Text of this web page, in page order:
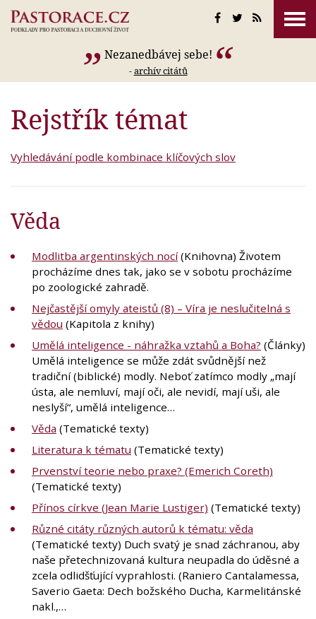
Nezanedbávej sebe!
-archív citátů
Rejstřík témat
Vyhledávání podle kombinace klíčových slov
Věda
Modlitba argentinských nocí(Knihovna) Životem
procházíme dnes tak, jako se v sobotu procházíme
po zoologické zahradě.
Nejčastější omyly ateistů (8) – Víra je neslučitelná s
vědou (Kapitola z knihy)
Umělá inteligence - náhražka vztahů a Boha? (Články)
Umělá inteligence se může zdát svůdnější než
tradiční (biblické) modly. Neboť zatímco modly „mají
ústa, ale nemluví, mají oči, ale nevidí, mají uši, ale
neslyší“, umělá inteligence…
Věda (Tematické texty)
Literatura k tématu (Tematické texty)
Prvenství teorie nebo praxe? (Emerich Coreth)
(Tematické texty)
Přínos církve (Jean Marie Lustiger) (Tematické texty)
Různé citáty různých autorů k tématu: věda
(Tematické texty) Duch svatý je snad záchranou, aby
naše přetechnizovaná kultura neupadla do úděsné a
zcela odlidšťující vyprahlosti. (Raniero Cantalamessa,
Saverio Gaeta: Dech božského Ducha, Karmelitánské
nakl.,…